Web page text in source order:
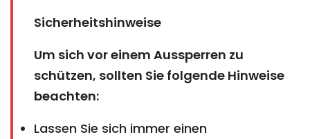
Sicherheitshinweise
Um sich vor einem Aussperren zu
schützen, sollten Sie folgende Hinweise
beachten:
Lassen Sie sich immer einen